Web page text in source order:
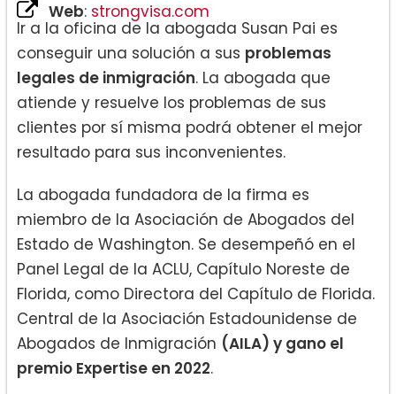
Web: strongvisa.com
Ir a la oficina de la abogada Susan Pai es
conseguir una solución a sus problemas
legales de inmigración. La abogada que
atiende y resuelve los problemas de sus
clientes por sí misma podrá obtener el mejor
resultado para sus inconvenientes.
La abogada fundadora de la firma es
miembro de la Asociación de Abogados del
Estado de Washington. Se desempeñó en el
Panel Legal de la ACLU, Capítulo Noreste de
Florida, como Directora del Capítulo de Florida.
Central de la Asociación Estadounidense de
Abogados de Inmigración (AILA) y gano el
premio Expertise en 2022.